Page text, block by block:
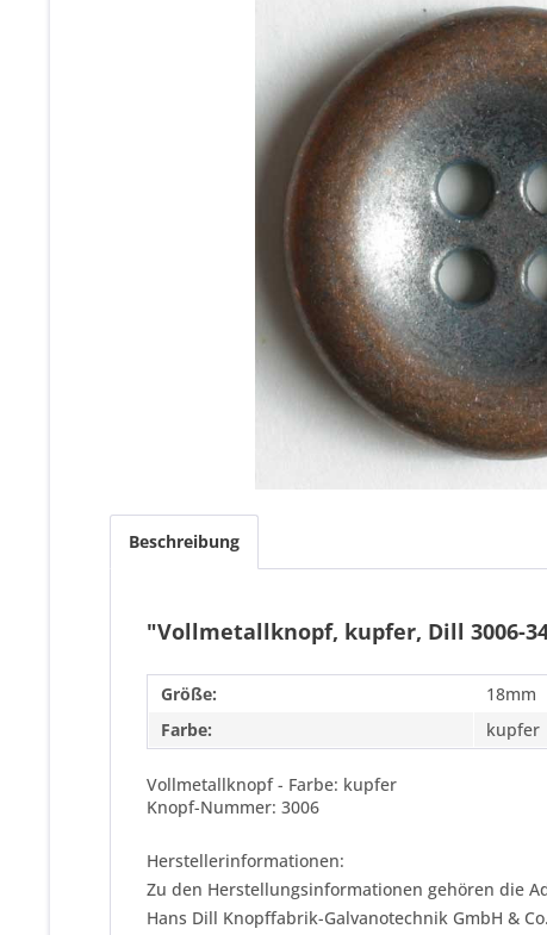
Beschreibung
"Vollmetallknopf, kupfer, Dill 3006-
Größe:
18mm
Farbe:
kupfer
Vollmetallknopf - Farbe: kupfer
Knopf-Nummer: 3006
Herstellerinformationen:
Zu den Herstellungsinformationen gehören die
Hans Dill Knopffabrik-Galvanotechnik GmbH &